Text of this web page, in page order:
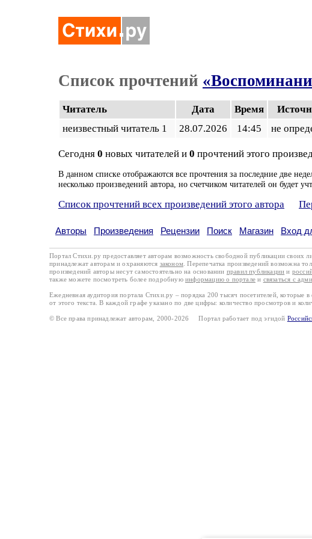
Список прочтений
Читатель Дата Время
неизвестный читатель 1
28.07.2026 14:45 не
Сегодня 0 новых читателей и 0 прочтений этого
В данном списке отображаются все прочтения за последние две
несколько произведений автора, но счетчиком читателей он будет
Список прочтений всех произведений этого автора
Авторы Произведения Рецензии Поиск Магазин Вход
Портал Стихи.ру предоставляет авторам возможность свободной публикации своих
принадлежат авторам и охраняются законом . Перепечатка произведений возможна
произведений авторы несут самостоятельно на основании правил публикации и
также можете посмотреть более подробную информацию о портале и связаться с
Ежедневная аудитория портала Стихи.ру – порядка 200 тысяч посетителей,
от этого текста. В каждой графе указано по две цифры: количество просмотров и
© Все права принадлежат авторам, 2000-2026 Портал работает под эгидой